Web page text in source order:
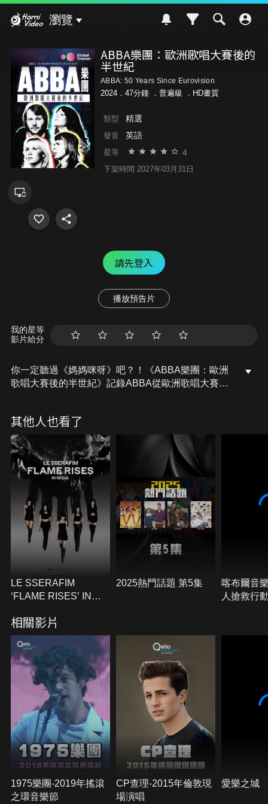
瀏覽
ABBA樂團：歐洲歌唱大賽後的
半世紀
ABBA: 50 Years Since Eurovision
2024．47分鐘 ． 普遍級 ．HD畫質
類型 精選
發音 英語
星等 4
下架時間 2027年03月31日
請先登入
播放預告片
我的星等
影片給分
你一定聽過《媽媽咪呀》吧？！《ABBA樂團：歐洲
歌唱大賽後的半世紀》記錄ABBA從歐洲歌唱大賽崛
興，以及最新穎的全息巡演「Voyage」，讓虛擬樂
團再度團聚。
其他人也看了
LE SSERAFIM
‘FLAME RISES’ IN
2025熱門話題 第5集
喀布爾音
人搶救行
相關影片
1975樂團-2019年搖滾
之環音樂節
CP查理-2015年倫敦現
場演唱
愛樂之城